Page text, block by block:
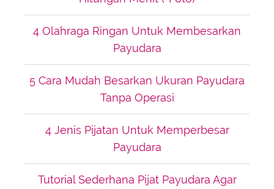
4 Olahraga Ringan Untuk Membesarkan
Payudara
5 Cara Mudah Besarkan Ukuran Payudara
Tanpa Operasi
4 Jenis Pijatan Untuk Memperbesar
Payudara
Tutorial Sederhana Pijat Payudara Agar